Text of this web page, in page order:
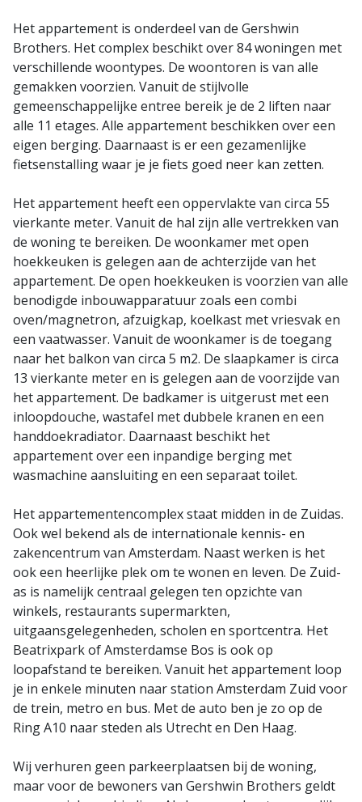
Het appartement is onderdeel van de Gershwin
Brothers. Het complex beschikt over 84 woningen met
verschillende woontypes. De woontoren is van alle
gemakken voorzien. Vanuit de stijlvolle
gemeenschappelijke entree bereik je de 2 liften naar
alle 11 etages. Alle appartement beschikken over een
eigen berging. Daarnaast is er een gezamenlijke
fietsenstalling waar je je fiets goed neer kan zetten.
Het appartement heeft een oppervlakte van circa 55
vierkante meter. Vanuit de hal zijn alle vertrekken van
de woning te bereiken. De woonkamer met open
hoekkeuken is gelegen aan de achterzijde van het
appartement. De open hoekkeuken is voorzien van alle
benodigde inbouwapparatuur zoals een combi
oven/magnetron, afzuigkap, koelkast met vriesvak en
een vaatwasser. Vanuit de woonkamer is de toegang
naar het balkon van circa 5 m2. De slaapkamer is circa
13 vierkante meter en is gelegen aan de voorzijde van
het appartement. De badkamer is uitgerust met een
inloopdouche, wastafel met dubbele kranen en een
handdoekradiator. Daarnaast beschikt het
appartement over een inpandige berging met
wasmachine aansluiting en een separaat toilet.
Het appartementencomplex staat midden in de Zuidas.
Ook wel bekend als de internationale kennis- en
zakencentrum van Amsterdam. Naast werken is het
ook een heerlijke plek om te wonen en leven. De Zuid-
as is namelijk centraal gelegen ten opzichte van
winkels, restaurants supermarkten,
uitgaansgelegenheden, scholen en sportcentra. Het
Beatrixpark of Amsterdamse Bos is ook op
loopafstand te bereiken. Vanuit het appartement loop
je in enkele minuten naar station Amsterdam Zuid voor
de trein, metro en bus. Met de auto ben je zo op de
Ring A10 naar steden als Utrecht en Den Haag.
Wij verhuren geen parkeerplaatsen bij de woning,
maar voor de bewoners van Gershwin Brothers geldt